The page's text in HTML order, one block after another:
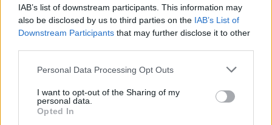
IAB’s list of downstream participants. This information may
also be disclosed by us to third parties on the IAB’s List of
Downstream Participants that may further disclose it to other
Please note that this website/app uses one or more Google
not limited to your visit or usage behaviour. You may click to
grant or deny consent to Google and its third-party tags to
use your data for below specified purposes in below Google
Personal Data Processing Opt Outs
I want to opt-out of the Sharing of my
personal data.
Opted In
maradt
Ez az a címer, ami elég erősen nyilaskeresztre hajaz. De
Szálasi képe is maradt.